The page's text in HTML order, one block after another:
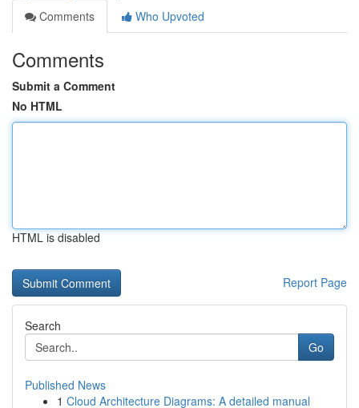
Comments
Who Upvoted
Comments
Submit a Comment
No HTML
HTML is disabled
Report Page
Search
Go
Published News
1 Cloud Architecture Diagrams: A detailed manual